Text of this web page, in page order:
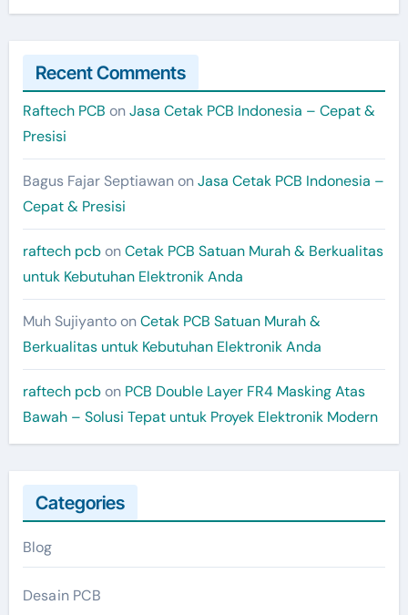
Recent Comments
Raftech PCB onJasa Cetak PCB Indonesia – Cepat &
Presisi
Bagus Fajar SeptiawanonJasa Cetak PCB Indonesia –
Cepat & Presisi
raftech pcbonCetak PCB Satuan Murah & Berkualitas
untuk Kebutuhan Elektronik Anda
Muh SujiyantoonCetak PCB Satuan Murah &
Berkualitas untuk Kebutuhan Elektronik Anda
raftech pcbon PCB Double Layer FR4 Masking Atas
Bawah – Solusi Tepat untuk Proyek Elektronik Modern
Categories
Blog
Desain PCB